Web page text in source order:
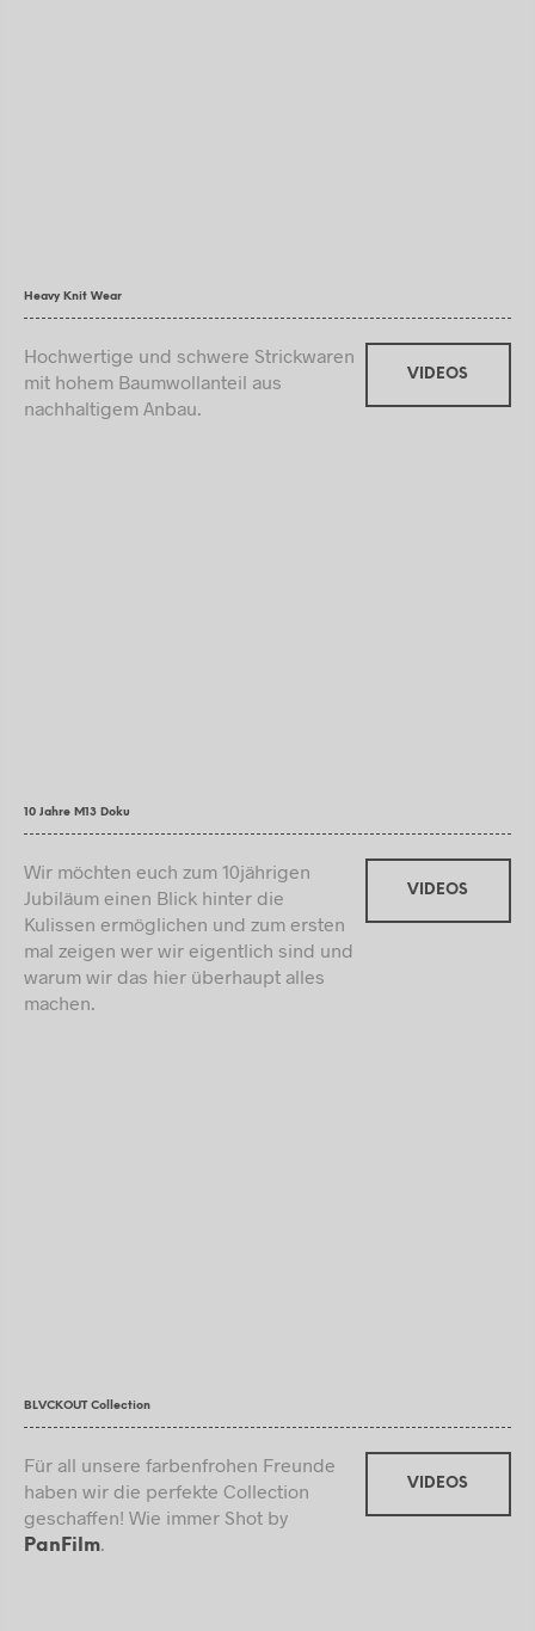
Heavy Knit Wear
Hochwertige und schwere Strickwaren
mit hohem Baumwollanteil aus
nachhaltigem Anbau.
VIDEOS
10 Jahre M13 Doku
Wir möchten euch zum 10jährigen
Jubiläum einen Blick hinter die
Kulissen ermöglichen und zum ersten
mal zeigen wer wir eigentlich sind und
warum wir das hier überhaupt alles
machen.
VIDEOS
BLVCKOUT Collection
Für all unsere farbenfrohen Freunde
haben wir die perfekte Collection
geschaffen! Wie immer Shot by
PanFilm.
VIDEOS